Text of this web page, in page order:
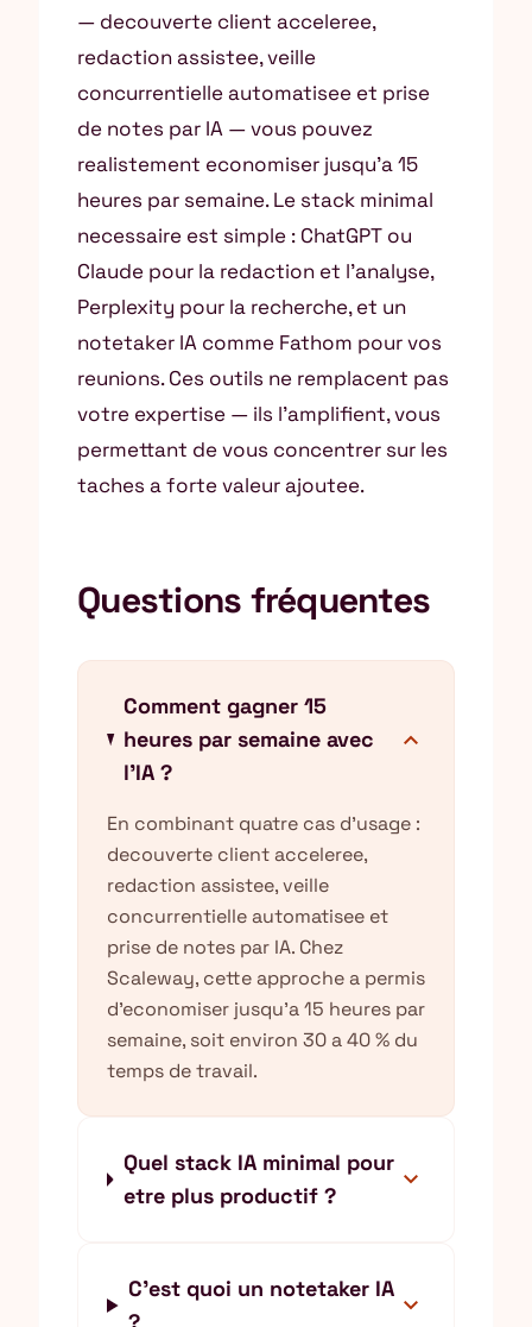
— decouverte client acceleree,
redaction assistee, veille
concurrentielle automatisee et prise
de notes par IA — vous pouvez
realistement economiser jusqu’a 15
heures par semaine. Le stack minimal
necessaire est simple : ChatGPT ou
Claude pour la redaction et l’analyse,
Perplexity pour la recherche, et un
notetaker IA comme Fathom pour vos
reunions. Ces outils ne remplacent pas
votre expertise — ils l’amplifient, vous
permettant de vous concentrer sur les
taches a forte valeur ajoutee.
Questions fréquentes
Comment gagner 15
heures par semaine avec
l'IA ?
expand_more
En combinant quatre cas d'usage :
decouverte client acceleree,
redaction assistee, veille
concurrentielle automatisee et
prise de notes par IA. Chez
Scaleway, cette approche a permis
d'economiser jusqu'a 15 heures par
semaine, soit environ 30 a 40 % du
temps de travail.
Quel stack IA minimal pour
etre plus productif ?
expand_more
C'est quoi un notetaker IA
expand_more